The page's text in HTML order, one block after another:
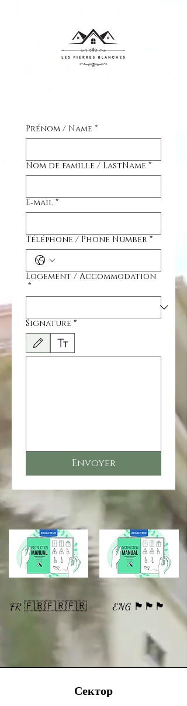
Prénom / Name *
Nom de famille / LastName *
E‑mail *
Téléphone / Phone Number *
Logement / Accommodation
*
Signature *
Режим редактирования выбран. Для рисования
Envoyer
FR 🇫🇷🇫🇷🇫🇷 ENG 🏴󠁧󠁢󠁥󠁮󠁧󠁿🏴󠁧󠁢󠁥󠁮󠁧󠁿🏴󠁧󠁢󠁥󠁮󠁧󠁿
Сектор